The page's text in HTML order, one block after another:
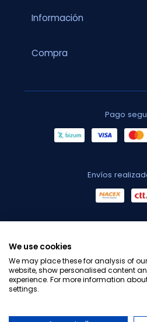
Información
Compra
Pago
Envíos
We use cookies
We may place these for analysis of
website, show personalised content
experience. For more information
settings.